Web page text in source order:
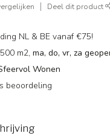
Deel dit product
NL & BE vanaf €75!
m2, ma, do, vr, za
Wonen
beoordeling